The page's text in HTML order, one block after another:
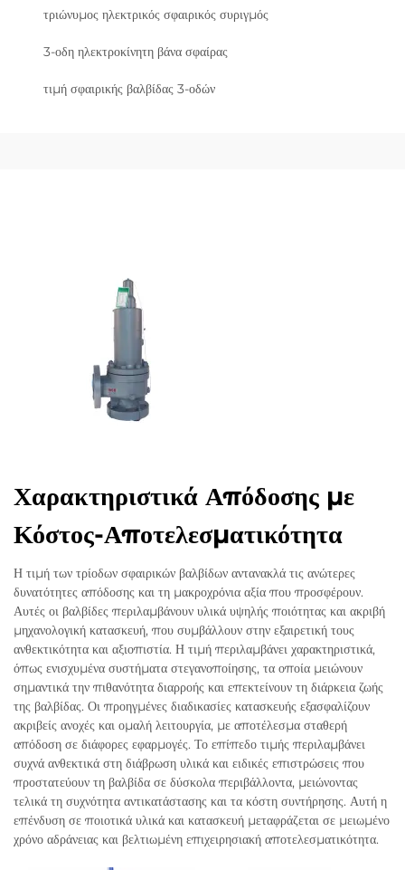
τριώνυμος ηλεκτρικός σφαιρικός συριγμός
3-οδη ηλεκτροκίνητη βάνα σφαίρας
τιμή σφαιρικής βαλβίδας 3-οδών
Χαρακτηριστικά Απόδοσης με
Κόστος-Αποτελεσματικότητα
Η τιμή των τρίοδων σφαιρικών βαλβίδων αντανακλά τις ανώτερες
δυνατότητες απόδοσης και τη μακροχρόνια αξία που προσφέρουν.
Αυτές οι βαλβίδες περιλαμβάνουν υλικά υψηλής ποιότητας και ακριβή
μηχανολογική κατασκευή, που συμβάλλουν στην εξαιρετική τους
ανθεκτικότητα και αξιοπιστία. Η τιμή περιλαμβάνει χαρακτηριστικά,
όπως ενισχυμένα συστήματα στεγανοποίησης, τα οποία μειώνουν
σημαντικά την πιθανότητα διαρροής και επεκτείνουν τη διάρκεια ζωής
της βαλβίδας. Οι προηγμένες διαδικασίες κατασκευής εξασφαλίζουν
ακριβείς ανοχές και ομαλή λειτουργία, με αποτέλεσμα σταθερή
απόδοση σε διάφορες εφαρμογές. Το επίπεδο τιμής περιλαμβάνει
συχνά ανθεκτικά στη διάβρωση υλικά και ειδικές επιστρώσεις που
προστατεύουν τη βαλβίδα σε δύσκολα περιβάλλοντα, μειώνοντας
τελικά τη συχνότητα αντικατάστασης και τα κόστη συντήρησης. Αυτή η
επένδυση σε ποιοτικά υλικά και κατασκευή μεταφράζεται σε μειωμένο
χρόνο αδράνειας και βελτιωμένη επιχειρησιακή αποτελεσματικότητα.